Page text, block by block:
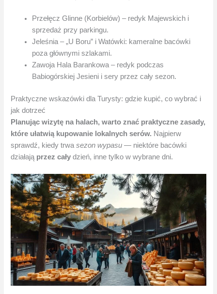
Przełęcz Glinne (Korbielów) – redyk Majewskich i
sprzedaż przy parkingu.
Jeleśnia – „U Boru” i Watówki: kameralne bacówki
poza głównymi szlakami.
Zawoja Hala Barankowa – redyk podczas
Babiogórskiej Jesieni i sery przez cały sezon.
Praktyczne wskazówki dla Turysty: gdzie kupić, co wybrać i
jak dotrzeć
Planując wizytę na halach, warto znać praktyczne zasady,
które ułatwią kupowanie lokalnych serów. Najpierw
sprawdź, kiedy trwasezon wypasu — niektóre bacówki
działają przez cały dzień, inne tylko w wybrane dni.